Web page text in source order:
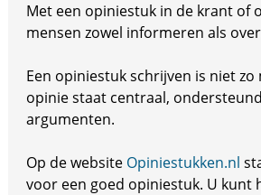
Met een opiniestuk in de krant of
mensen zowel informeren als
Een opiniestuk schrijven is niet zo
opinie staat centraal,
argumenten.
Op de website Opiniestukken.nl
voor een goed opiniestuk. U kunt